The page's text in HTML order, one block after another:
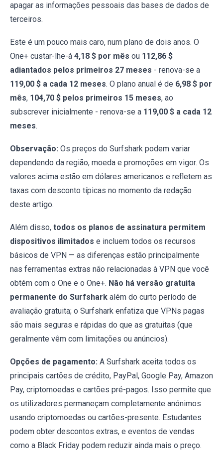
apagar as informações pessoais das bases de dados de
terceiros.
Este é um pouco mais caro, num plano de dois anos. O
One+ custar-lhe-á 4,18 $ por mês ou 112,86 $
adiantados pelos primeiros 27 meses - renova-se a
119,00 $ a cada 12 meses. O plano anual é de 6,98 $ por
mês, 104,70 $ pelos primeiros 15 meses, ao
subscrever inicialmente - renova-se a 119,00 $ a cada 12
meses.
Observação: Os preços do Surfshark podem variar
dependendo da região, moeda e promoções em vigor. Os
valores acima estão em dólares americanos e refletem as
taxas com desconto típicas no momento da redação
deste artigo.
Além disso, todos os planos de assinatura permitem
dispositivos ilimitados e incluem todos os recursos
básicos de VPN — as diferenças estão principalmente
nas ferramentas extras não relacionadas à VPN que você
obtém com o One e o One+. Não há versão gratuita
permanente do Surfshark além do curto período de
avaliação gratuita; o Surfshark enfatiza que VPNs pagas
são mais seguras e rápidas do que as gratuitas (que
geralmente vêm com limitações ou anúncios).
Opções de pagamento: A Surfshark aceita todos os
principais cartões de crédito, PayPal, Google Pay, Amazon
Pay, criptomoedas e cartões pré-pagos. Isso permite que
os utilizadores permaneçam completamente anónimos
usando criptomoedas ou cartões-presente. Estudantes
podem obter descontos extras, e eventos de vendas
como a Black Friday podem reduzir ainda mais o preço.